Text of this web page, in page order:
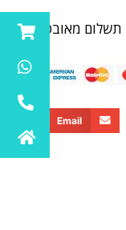
תשלום מאובטח
Email